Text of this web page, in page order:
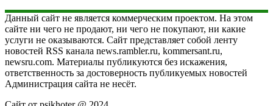
Данный сайт не является коммерческим проектом. На этом
сайте ни чего не продают, ни чего не покупают, ни какие
услуги не оказываются. Сайт представляет собой ленту
новостей RSS канала news.rambler.ru, kommersant.ru,
newsru.com. Материалы публикуются без искажения,
ответственность за достоверность публикуемых новостей
Администрация сайта не несёт.